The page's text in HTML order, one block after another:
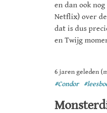
en dan ook
Netflix) over
dat is dus
en Twijg
6 jaren geleden
#Condor